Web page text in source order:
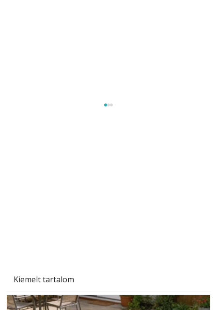
Kiemelt tartalom